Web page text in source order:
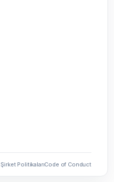
Şirket PolitikalarıCode of Conduct